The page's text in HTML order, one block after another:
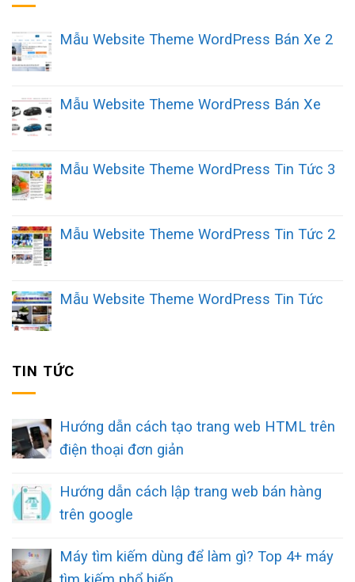
Mẫu Website Theme WordPress Bán Xe 2
Mẫu Website Theme WordPress Bán Xe
Mẫu Website Theme WordPress Tin Tức 3
Mẫu Website Theme WordPress Tin Tức 2
Mẫu Website Theme WordPress Tin Tức
TIN TỨC
Hướng dẫn cách tạo trang web HTML trên
điện thoại đơn giản
Hướng dẫn cách lập trang web bán hàng
trên google
Máy tìm kiếm dùng để làm gì? Top 4+ máy